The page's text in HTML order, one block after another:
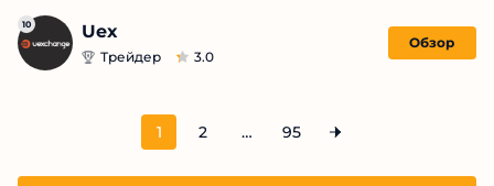
10 Uex
Трейдер 3.0
Обзор
1 2 … 95